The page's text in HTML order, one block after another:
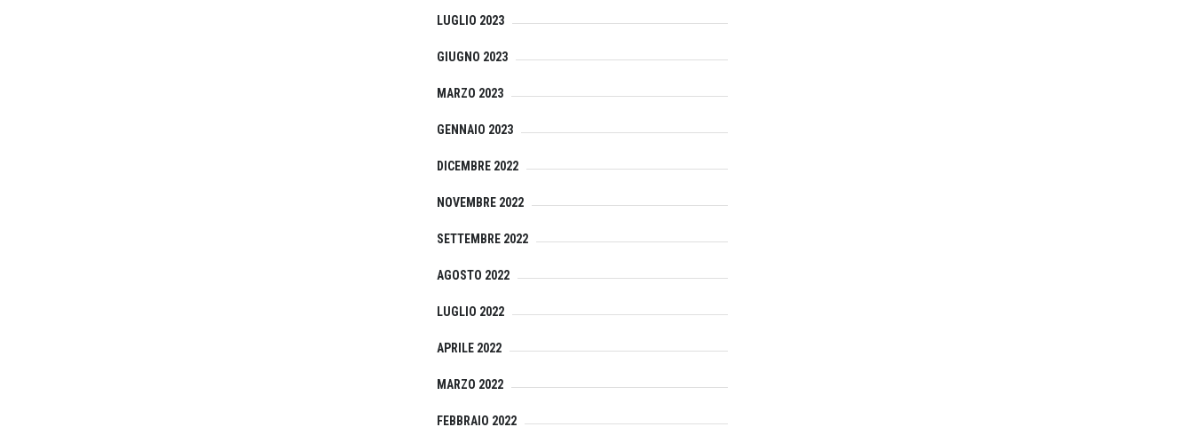
LUGLIO 2023
GIUGNO 2023
MARZO 2023
GENNAIO 2023
DICEMBRE 2022
NOVEMBRE 2022
SETTEMBRE 2022
AGOSTO 2022
LUGLIO 2022
APRILE 2022
MARZO 2022
FEBBRAIO 2022